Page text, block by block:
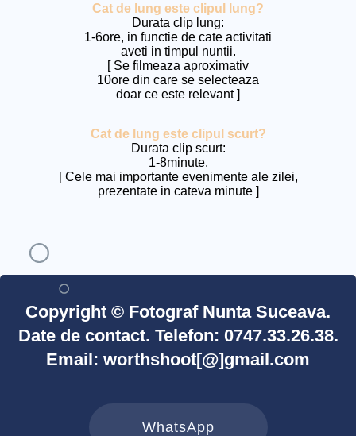
Cat de lung este clipul lung?
Durata clip lung:
1-6ore, in functie de cate activitati
aveti in timpul nuntii.
[ Se filmeaza aproximativ
10ore din care se selecteaza
doar ce este relevant ]
Cat de lung este clipul scurt?
Durata clip scurt:
1-8minute.
[ Cele mai importante evenimente ale zilei,
prezentate in cateva minute ]
Copyright © Fotograf Nunta Suceava.
Date de contact. Telefon: 0747.33.26.38.
Email: worthshoot[@]gmail.com
WhatsApp